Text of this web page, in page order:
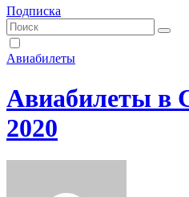
Подписка
Авиабилеты
Авиабилеты в
2020